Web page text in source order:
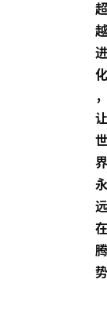
超
越
进
化
，
让
世
界
永
远
在
腾
势